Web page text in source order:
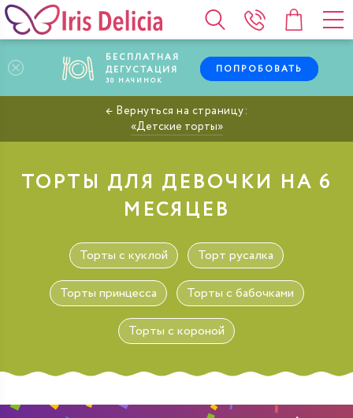
БЕСПЛАТНАЯ
ДЕГУСТАЦИЯ
30 НАЧИНОК
ПОПРОБОВАТЬ
Детские торты
ТОРТЫ ДЛЯ ДЕВОЧКИ НА 6
МЕСЯЦЕВ
Торты с куклой Торт русалка
Торты принцесса Торты с бабочками
Торты с короной